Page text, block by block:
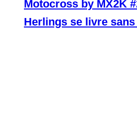
Motocross by MX2K
Herlings se livre